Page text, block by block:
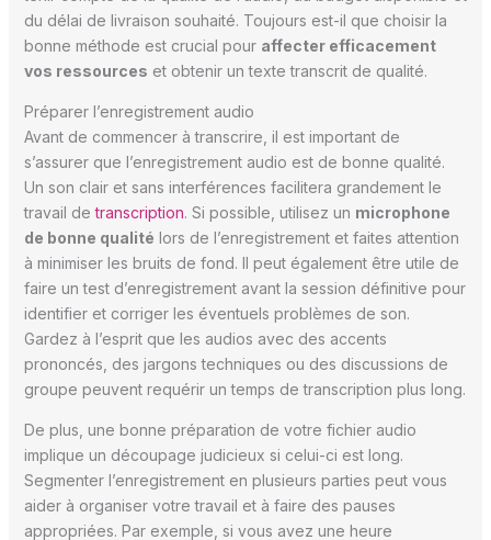
du délai de livraison souhaité. Toujours est-il que choisir la
bonne méthode est crucial pour affecter efficacement
vos ressources et obtenir un texte transcrit de qualité.
Préparer l’enregistrement audio
Avant de commencer à transcrire, il est important de
s’assurer que l’enregistrement audio est de bonne qualité.
Un son clair et sans interférences facilitera grandement le
travail detranscription. Si possible, utilisez un microphone
de bonne qualité lors de l’enregistrement et faites attention
à minimiser les bruits de fond. Il peut également être utile de
faire un test d’enregistrement avant la session définitive pour
identifier et corriger les éventuels problèmes de son.
Gardez à l’esprit que les audios avec des accents
prononcés, des jargons techniques ou des discussions de
groupe peuvent requérir un temps de transcription plus long.
De plus, une bonne préparation de votre fichier audio
implique un découpage judicieux si celui-ci est long.
Segmenter l’enregistrement en plusieurs parties peut vous
aider à organiser votre travail et à faire des pauses
appropriées. Par exemple, si vous avez une heure